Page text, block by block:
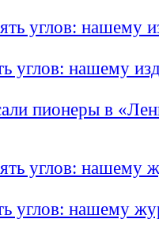
углов: нашему
пионеры в
углов: нашему